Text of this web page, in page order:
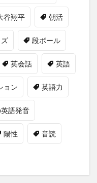
谷翔平 朝活
段ボール
英会話 英語
ョン 英語力
語発音
陽性 音読